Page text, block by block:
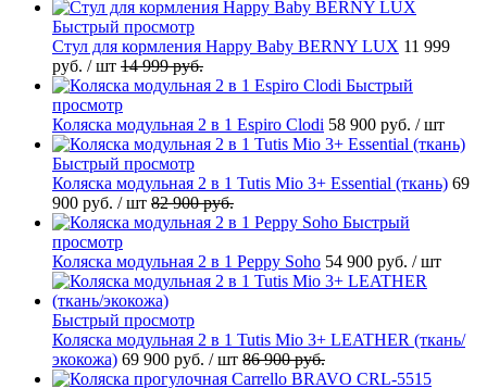
Быстрый просмотр
Стул для кормления Happy Baby BERNY LUX 11 999
руб. / шт 14 999 руб.
Быстрый
просмотр
Коляска модульная 2 в 1 Espiro Clodi 58 900 руб. / шт
Быстрый просмотр
Коляска модульная 2 в 1 Tutis Mio 3+ Essential (ткань) 69
900 руб. / шт 82 900 руб.
Быстрый
просмотр
Коляска модульная 2 в 1 Peppy Soho 54 900 руб. / шт
Быстрый просмотр
Коляска модульная 2 в 1 Tutis Mio 3+ LEATHER (ткань/
экокожа) 69 900 руб. / шт 86 900 руб.